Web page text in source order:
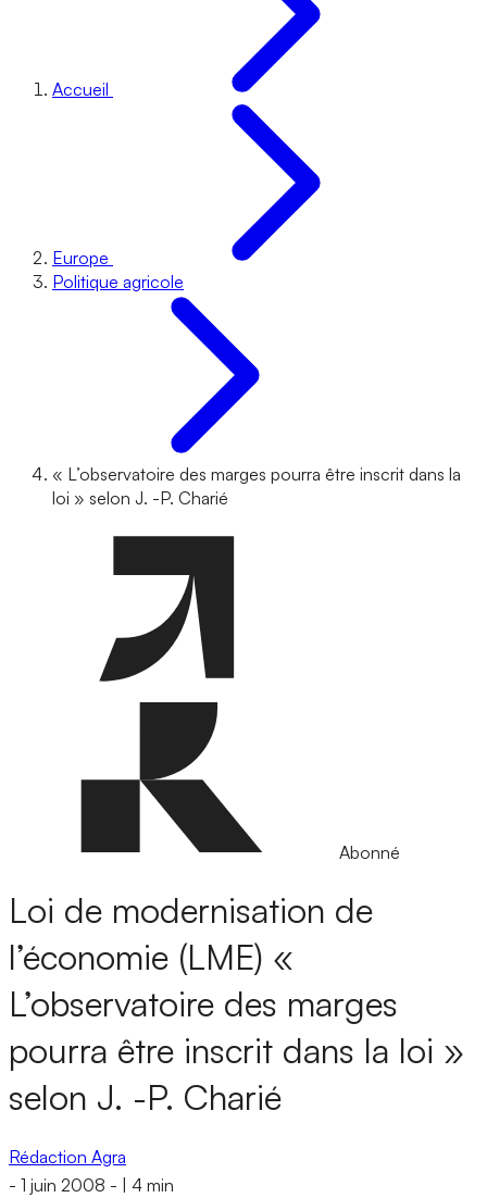
Accueil
Europe
Politique agricole
« L’observatoire des marges pourra être inscrit dans la
loi » selon J. -P. Charié
Abonné
Loi de modernisation de
l’économie (LME) «
L’observatoire des marges
pourra être inscrit dans la loi »
selon J. -P. Charié
Rédaction Agra
- 1 juin 2008 - 4 min